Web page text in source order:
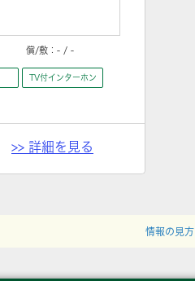
償/敷： - / -
TV付インターホン
>> 詳細を見る
情報の見方